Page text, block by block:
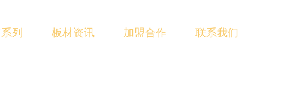
列 板材资讯 加盟合作 联系我们